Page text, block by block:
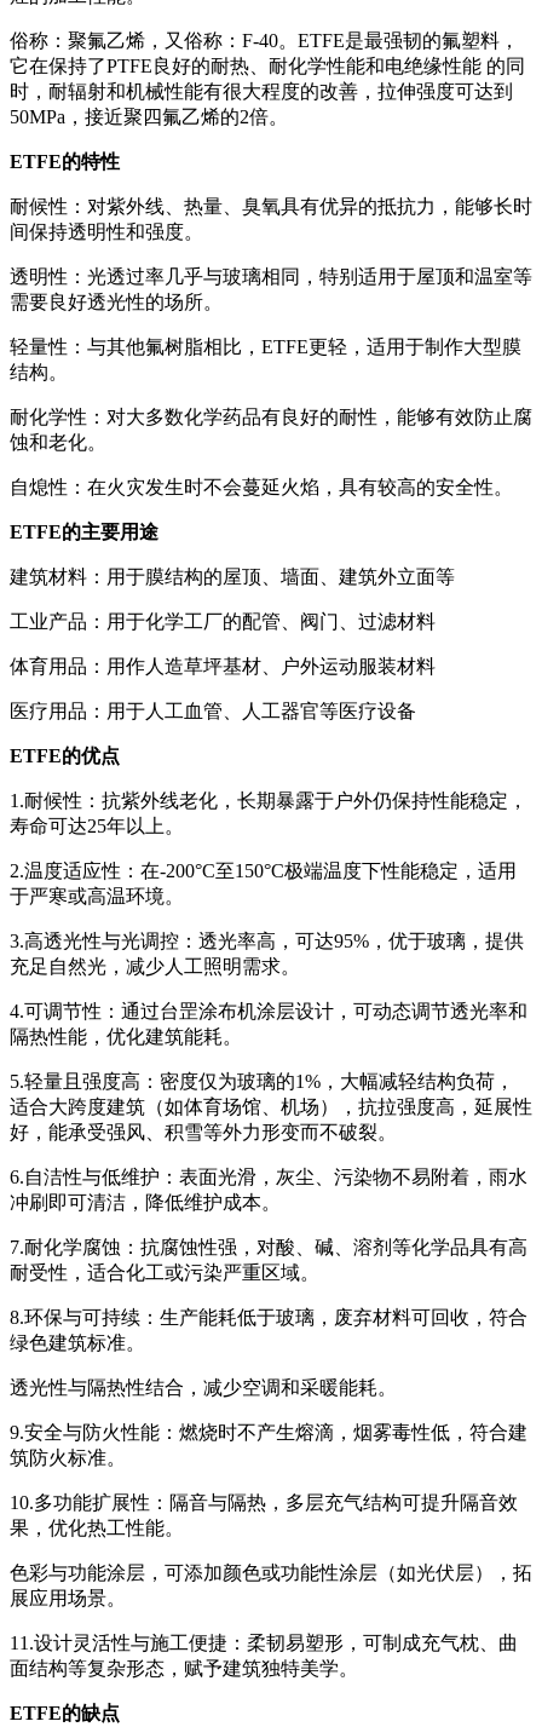
俗称：聚氟乙烯，又俗称：F-40。ETFE是最强韧的氟塑料，
它在保持了PTFE良好的耐热、耐化学性能和电绝缘性能 的同
时，耐辐射和机械性能有很大程度的改善，拉伸强度可达到
50MPa，接近聚四氟乙烯的2倍。
ETFE的特性
耐候性：对紫外线、热量、臭氧具有优异的抵抗力，能够长时
间保持透明性和强度。
透明性：光透过率几乎与玻璃相同，特别适用于屋顶和温室等
需要良好透光性的场所。
轻量性：与其他氟树脂相比，ETFE更轻，适用于制作大型膜
结构。
耐化学性：对大多数化学药品有良好的耐性，能够有效防止腐
蚀和老化。
自熄性：在火灾发生时不会蔓延火焰，具有较高的安全性。
ETFE的主要用途
建筑材料：用于膜结构的屋顶、墙面、建筑外立面等
工业产品：用于化学工厂的配管、阀门、过滤材料
体育用品：用作人造草坪基材、户外运动服装材料
医疗用品：用于人工血管、人工器官等医疗设备
ETFE的优点
1.耐候性：抗紫外线老化，长期暴露于户外仍保持性能稳定，
寿命可达25年以上。
2.温度适应性：在-200°C至150°C极端温度下性能稳定，适用
于严寒或高温环境。
3.高透光性与光调控：透光率高，可达95%，优于玻璃，提供
充足自然光，减少人工照明需求。
4.可调节性：通过台罡涂布机涂层设计，可动态调节透光率和
隔热性能，优化建筑能耗。
5.轻量且强度高：密度仅为玻璃的1%，大幅减轻结构负荷，
适合大跨度建筑（如体育场馆、机场），抗拉强度高，延展性
好，能承受强风、积雪等外力形变而不破裂。
6.自洁性与低维护：表面光滑，灰尘、污染物不易附着，雨水
冲刷即可清洁，降低维护成本。
7.耐化学腐蚀：抗腐蚀性强，对酸、碱、溶剂等化学品具有高
耐受性，适合化工或污染严重区域。
8.环保与可持续：生产能耗低于玻璃，废弃材料可回收，符合
绿色建筑标准。
透光性与隔热性结合，减少空调和采暖能耗。
9.安全与防火性能：燃烧时不产生熔滴，烟雾毒性低，符合建
筑防火标准。
10.多功能扩展性：隔音与隔热，多层充气结构可提升隔音效
果，优化热工性能。
色彩与功能涂层，可添加颜色或功能性涂层（如光伏层），拓
展应用场景。
11.设计灵活性与施工便捷：柔韧易塑形，可制成充气枕、曲
面结构等复杂形态，赋予建筑独特美学。
ETFE的缺点